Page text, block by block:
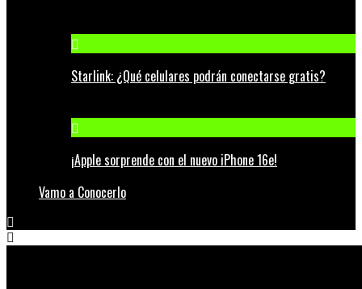
Starlink: ¿Qué celulares podrán conectarse gratis?
¡Apple sorprende con el nuevo iPhone 16e!
Vamo a Conocerlo